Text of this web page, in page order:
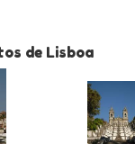
de Lisboa